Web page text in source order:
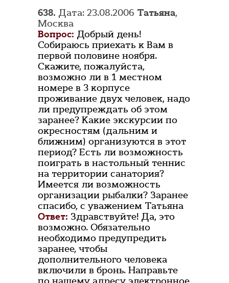
638. Дата: 23.08.2006 Татьяна,
Москва
Вопрос: Добрый день!
Собираюсь приехать к Вам в
первой половине ноября.
Скажите, пожалуйста,
возможно ли в 1 местном
номере в 3 корпусе
проживание двух человек, надо
ли предупреждать об этом
заранее? Какие экскурсии по
окресностям (дальним и
ближним) организуются в этот
период? Есть ли возможность
поиграть в настольный теннис
на территории санатория?
Имеется ли возможность
организации рыбалки? Заранее
спасибо, с уважением Татьяна
Ответ: Здравствуйте! Да, это
возможно. Обязательно
необходимо предупредить
заранее, чтобы
дополнительного человека
включили в бронь. Направьте